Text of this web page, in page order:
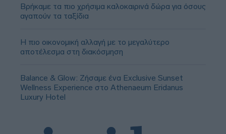
Βρήκαμε τα πιο χρήσιμα καλοκαιρινά δώρα για όσους
αγαπούν τα ταξίδια
Η πιο οικονομική αλλαγή με το μεγαλύτερο
αποτέλεσμα στη διακόσμηση
Balance & Glow: Ζήσαμε ένα Exclusive Sunset
Wellness Experience στο Athenaeum Eridanus
Luxury Hotel